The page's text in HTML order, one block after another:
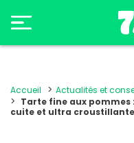
Accueil Actualités et
Tarte fine aux pommes
cuite et ultra croustillante